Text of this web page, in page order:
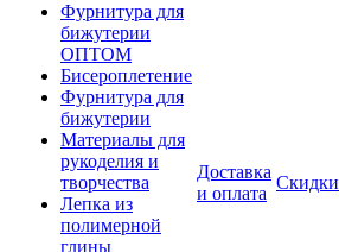
Фурнитура для
бижутерии
ОПТОМ
Бисероплетение
Фурнитура для
бижутерии
Материалы для
рукоделия и
творчества
Лепка из
полимерной
глины
Доставка
и оплата
Скидки